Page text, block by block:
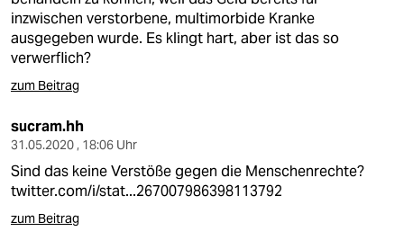
inzwischen verstorbene, multimorbide Kranke
ausgegeben wurde. Es klingt hart, aber ist das so
verwerflich?
zum Beitrag
sucram.hh
31.05.2020 , 18:06 Uhr
Sind das keine Verstöße gegen die Menschenrechte?
twitter.com/i/stat...267007986398113792
zum Beitrag